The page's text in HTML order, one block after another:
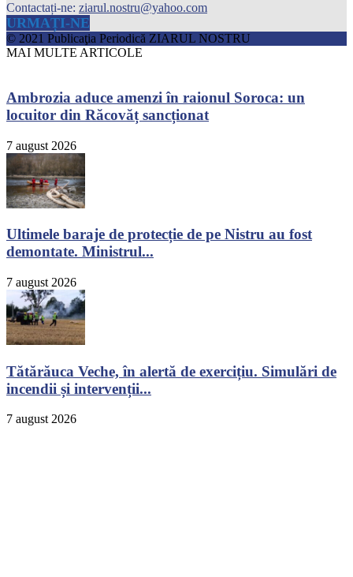
Contactați-ne: ziarul.nostru@yahoo.com
URMAȚI-NE
© 2021 Publicaţia Periodică ZIARUL NOSTRU
MAI MULTE ARTICOLE
Ambrozia aduce amenzi în raionul Soroca: un
locuitor din Răcovăț sancționat
7 august 2026
Ultimele baraje de protecție de pe Nistru au fost
demontate. Ministrul...
7 august 2026
Tătărăuca Veche, în alertă de exercițiu. Simulări de
incendii și intervenții...
7 august 2026